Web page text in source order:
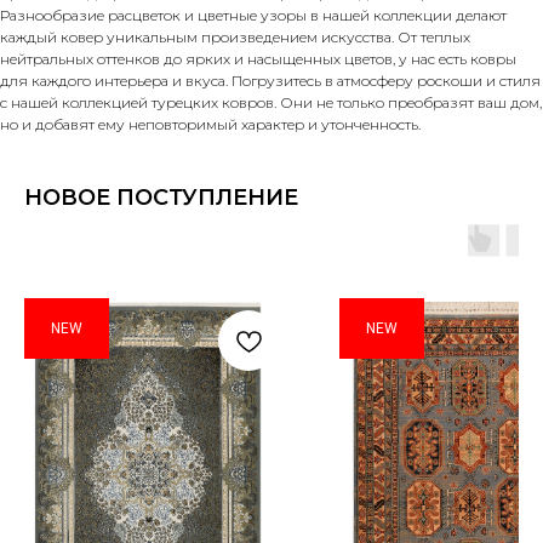
Разнообразие расцветок и цветные узоры в нашей коллекции делают
каждый ковер уникальным произведением искусства. От теплых
нейтральных оттенков до ярких и насыщенных цветов, у нас есть ковры
для каждого интерьера и вкуса. Погрузитесь в атмосферу роскоши и стиля
с нашей коллекцией турецких ковров. Они не только преобразят ваш дом,
но и добавят ему неповторимый характер и утонченность.
НОВОЕ ПОСТУПЛЕНИЕ
NEW NEW